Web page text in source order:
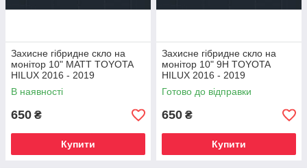
Захисне гібридне скло на
монітор 10" MATT TOYOTA
HILUX 2016 - 2019
В наявності
650 ₴
Купити
Захисне гібридне скло на
монітор 10" 9H TOYOTA
HILUX 2016 - 2019
Готово до відправки
650 ₴
Купити